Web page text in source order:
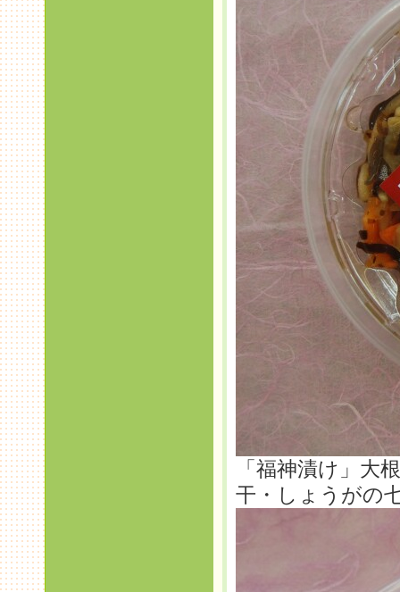
「福神漬け」大
干・しょうがの